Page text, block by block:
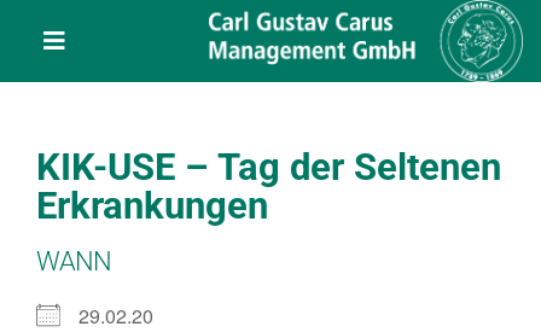
Toggle
Navigation
Über uns
Veranstaltungen
KIK-USE – Tag der Seltenen
Erkrankungen
WANN
29.02.20